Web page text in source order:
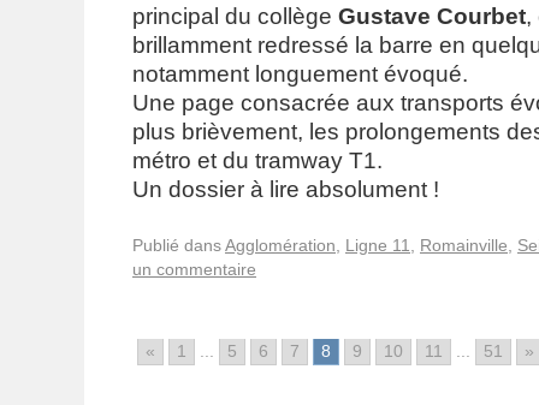
principal du collège Gustave Courbet,
brillamment redressé la barre en
notamment longuement évoqué.
Une page consacrée aux transports
plus brièvement, les prolongements
métro et du tramway T1.
Un dossier à lire absolument !
Publié dansAgglomération Ligne 11 Romainville
un commentaire
« 1 5 6 7 8 9 10 11 51 »